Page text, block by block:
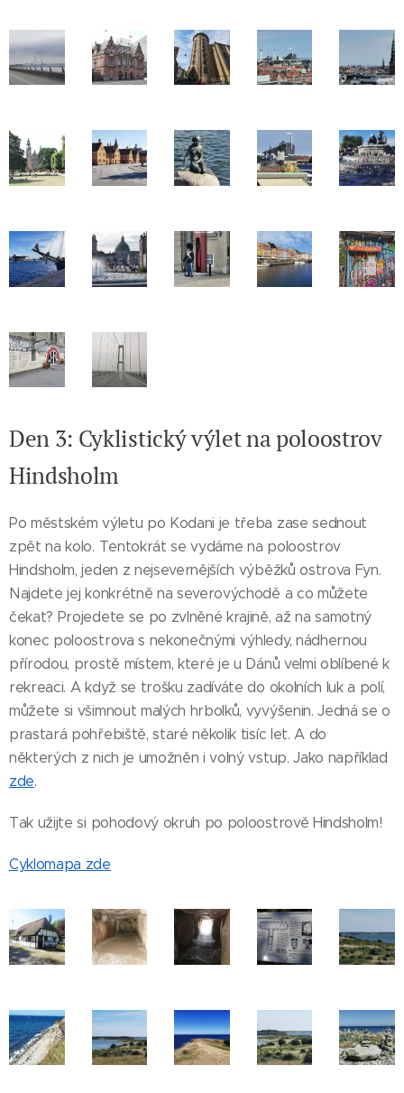
Den 3: Cyklistický výlet na poloostrov
Hindsholm
Po městském výletu po Kodani je třeba zase sednout
zpět na kolo. Tentokrát se vydáme na poloostrov
Hindsholm, jeden z nejsevernějších výběžků ostrova Fyn.
Najdete jej konkrétně na severovýchodě a co můžete
čekat? Projedete se po zvlněné krajině, až na samotný
konec poloostrova s nekonečnými výhledy, nádhernou
přírodou, prostě místem, které je u Dánů velmi oblíbené k
rekreaci. A když se trošku zadíváte do okolních luk a polí,
můžete si všimnout malých hrbolků, vyvýšenin. Jedná se o
prastará pohřebiště, staré několik tisíc let. A do
některých z nich je umožněn i volný vstup. Jako například
zde.
Tak užijte si pohodový okruh po poloostrově Hindsholm!
Cyklomapa zde